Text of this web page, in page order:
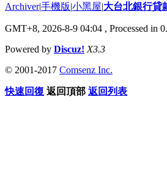
Archiver|手機版|小黑屋|大台北銀行貸
GMT+8, 2026-8-9 04:04 , Processed in
Powered by Discuz! X3.3
© 2001-2017 Comsenz Inc.
快速回復 返回頂部 返回列表